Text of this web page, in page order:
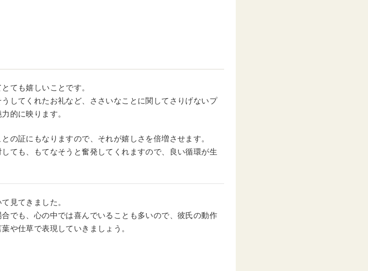
ても嬉しいことです。
してくれたお礼など、ささいなことに関してさりげないプ
的に映ります。
の証にもなりますので、それが嬉しさを倍増させます。
ても、もてなそうと奮発してくれますので、良い循環が生
見てきました。
でも、心の中では喜んでいることも多いので、彼氏の動作
や仕草で表現していきましょう。